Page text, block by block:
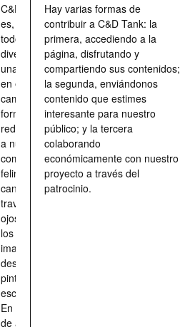
C&D Tank
es, ante
todo, un
divertimento,
una parada
en el
camino, una
forma de
redescubrir
a nuestros
compañeros
felinos y
caninos a
través de los
ojos quienes
los han
imaginado,
descrito,
pintado,
esculpido...
En definitiva,
de aquellos
Hay varias formas de
contribuir a C&D Tank: la
primera, accediendo a la
página, disfrutando y
compartiendo sus contenidos;
la segunda, enviándonos
contenido que estimes
interesante para nuestro
público; y la tercera
colaborando
económicamente con nuestro
proyecto a través del
patrocinio.